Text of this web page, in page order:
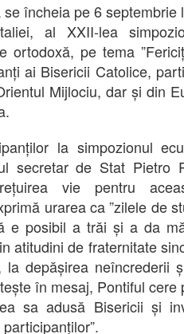
încheia pe 6 septembrie
al XXII-lea
ortodoxă, pe tema
ai Bisericii Catolice,
Mijlociu, dar și din
la simpozionul
secretar de Stat Pietro
vie pentru
urarea ca ”zilele de
e posibil a trăi și a da
atitudini de fraternitate
la depășirea neîncrederii
în mesaj, Pontiful cere
sa adusă Bisericii și